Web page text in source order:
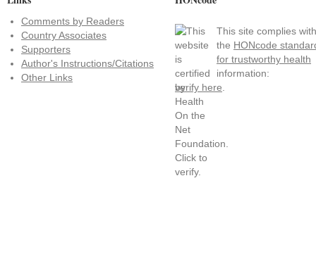
Comments by Readers
Country Associates
Supporters
Author's Instructions/Citations
Other Links
This site complies with
the HONcode
for trustworthy health
information:
verify here.